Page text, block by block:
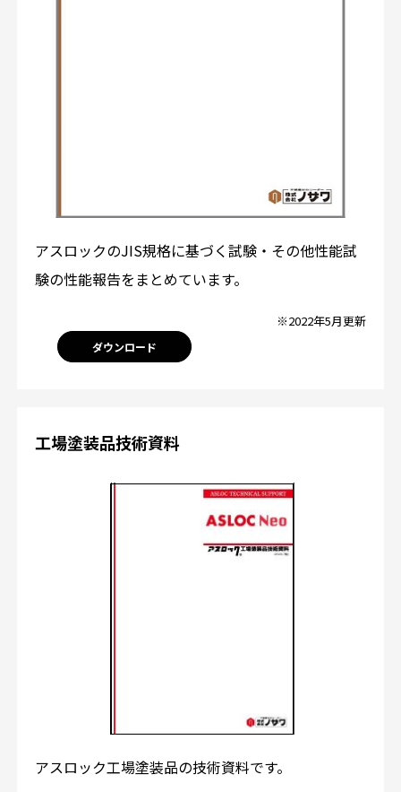
アスロックのJIS規格に基づく試験・その他性能試
験の性能報告をまとめています。
※2022年5月更新
ダウンロード
工場塗装品技術資料
アスロック工場塗装品の技術資料です。